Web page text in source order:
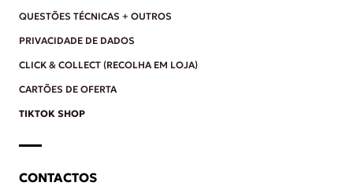
QUESTÕES TÉCNICAS + OUTROS
PRIVACIDADE DE DADOS
CLICK & COLLECT (RECOLHA EM LOJA)
CARTÕES DE OFERTA
TIKTOK SHOP
CONTACTOS